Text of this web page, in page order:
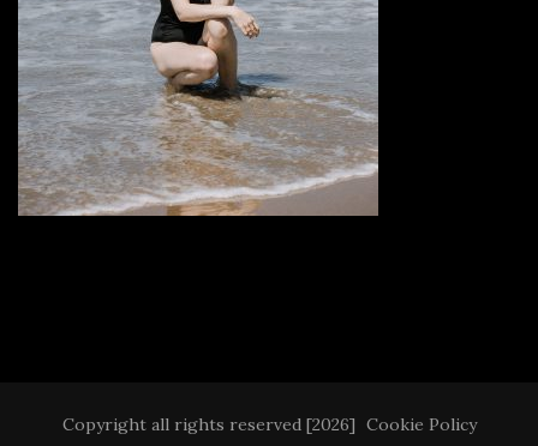
Copyright all rights reserved [2026] Cookie Policy